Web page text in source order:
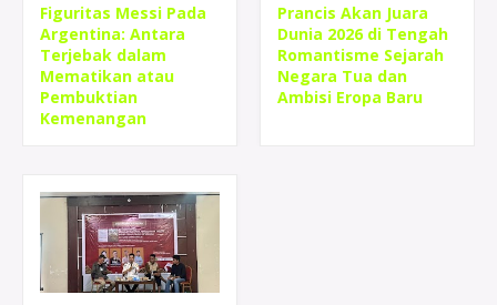
Figuritas Messi Pada
Argentina: Antara
Terjebak dalam
Mematikan atau
Pembuktian
Kemenangan
Prancis Akan Juara
Dunia 2026 di Tengah
Romantisme Sejarah
Negara Tua dan
Ambisi Eropa Baru